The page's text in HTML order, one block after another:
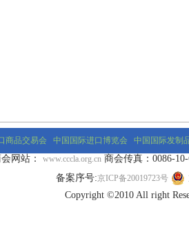
商品交易会 中国国际进口博览会 中国国际发制
网站： www.cccla.org.cn 商会传真：0086-10-
备案序号:京ICP备20019723号
Copyright ©2010 All right